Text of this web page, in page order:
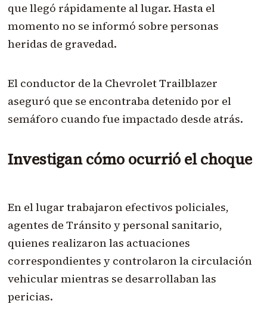
que llegó rápidamente al lugar. Hasta el
momento no se informó sobre personas
heridas de gravedad.
El conductor de la Chevrolet Trailblazer
aseguró que se encontraba detenido por el
semáforo cuando fue impactado desde atrás.
Investigan cómo ocurrió el choque
En el lugar trabajaron efectivos policiales,
agentes de Tránsito y personal sanitario,
quienes realizaron las actuaciones
correspondientes y controlaron la circulación
vehicular mientras se desarrollaban las
pericias.